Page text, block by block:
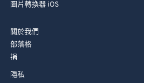
圖片轉換器 iOS
關於我們
部落格
捐
隱私